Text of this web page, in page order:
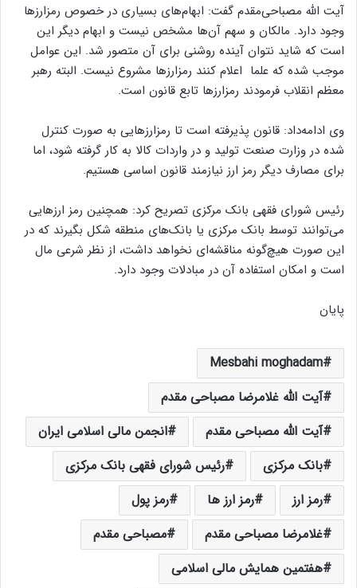
آیت الله مصباحی‌مقدم گفت: ابهام‌های بسیاری در خصوص رمزارزها
وجود دارد. مالکان و سهم آن‌ها مشخص نیست و ابهام دیگر این
است که شاید نتوان آینده روشنی برای آن متصور شد. این عوامل
موجب شده که علما اعلام کنند رمزارزها مشروع نیست. البته رهبر
معظم انقلاب فرمودند رمزارزها تابع قانون است.
وی ادامه‌داد: قانون پذیرفته است تا رمزارزهایی به صورت کنترل
شده در وزارت صنعت تولید و در واردات کالا به کار گرفته شود، اما
برای مصارف دیگر رمز ارز نیازمند قانون اساسی هستیم.
رئیس شورای فقهی بانک مرکزی تصریح کرد: همچنین رمز ارزهایی
می‌توانند توسط بانک مرکزی یا بانک‌های منطقه شکل بگیرند که در
این صورت هیچ‌گونه مناقشه‌ای نخواهد داشت، از نظر شرعی مال
است و امکان استفاده آن در مبادلات وجود دارد.
پایان
Mesbahi moghadam
آیت الله غلامرضا مصباحی مقدم
آیت الله مصباحی مقدم
انجمن مالی اسلامی ایران
بانک مرکزی
رئیس شورای فقهی بانک مرکزی
رمز ارز
رمز ارز ها
رمز پول
غلامرضا مصباحی مقدم
مصباحی مقدم
هفتمین همایش مالی اسلامی